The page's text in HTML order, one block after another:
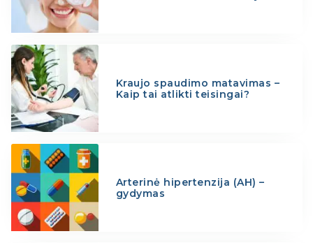
Kraujo spaudimo matavimas –
Kaip tai atlikti teisingai?
Arterinė hipertenzija (AH) –
gydymas